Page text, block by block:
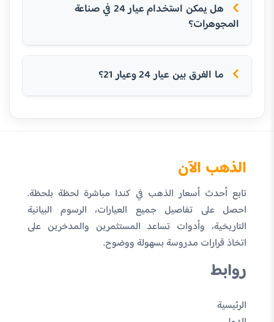
هل يمكن استخدام عيار 24 في صناعة
المجوهرات؟
ما الفرق بين عيار 24 وعيار 21؟
الذهب الآن
تابع أحدث أسعار الذهب في كندا مباشرة لحظة بلحظة.
احصل على تفاصيل جميع العيارات، الرسوم البيانية
التاريخية، وأدوات تساعد المستثمرين والمدخرين على
اتخاذ قرارات مدروسة بسهولة ووضوح.
روابط
الرئيسية